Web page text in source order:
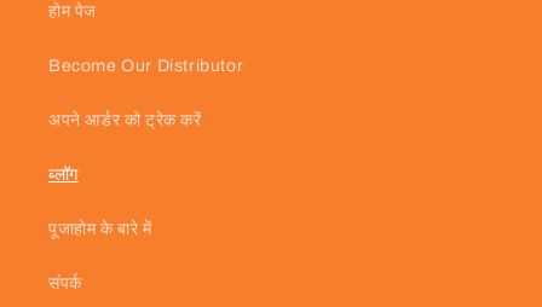
होम पेज
Become Our Distributor
अपने आर्डर को ट्रेक करें
ब्लॉग
पूजाहोम के बारे में
संपर्क